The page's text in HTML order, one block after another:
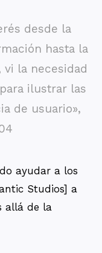
desde la
hasta la
vi la necesidad
ilustrar las
de usuario»,
ayudar a los
Studios] a
allá de la